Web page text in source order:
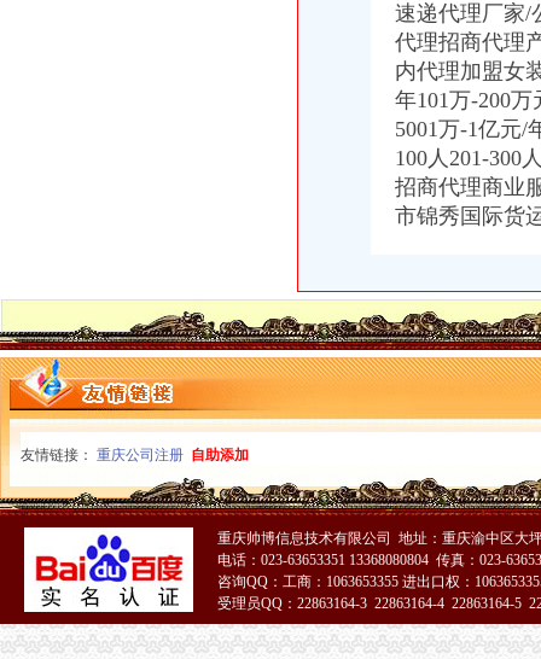
香港进口花王眼罩清关到重庆】国际进口物流,价格,厂家,供应
重庆进口美国咖啡清关运输到成都需要多长时间【-成都进出口代理】
速递代理厂家/
代理招商代理
内代理加盟女
年101万-200万
5001万-1亿元/
100人201-300
招商代理商业
市锦秀国际货
友情链接： 重庆公司注册 自助添加
重庆帅博信息技术有限公司 地址：重庆渝中区大
电话：023-63653351 13368080804 传真：023-
咨询QQ：工商：1063653355 进出口权：
受理员QQ：22863164-3 22863164-4 22863164-5
51La